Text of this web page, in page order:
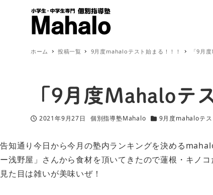
ホーム 投稿一覧 9月度mahaloテスト始まる！！！ 「9月
「9月度Mahaloテ
投稿日
2021年9月27日
著
個別指導塾Mahalo
カテゴリー
9月度mahaloテス
告知通り今日から今月の塾内ランキングを決める
ー浅野屋」さんから食材を頂いてきたので蓮根・キノ
見た目は雑いが美味いぜ！